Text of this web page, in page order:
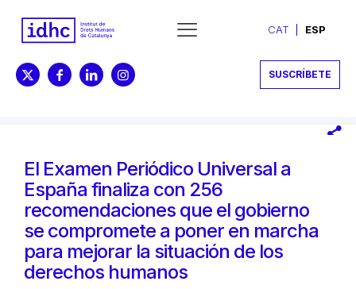
CAT ESP
SUSCRÍBETE
El Examen Periódico Universal a
España finaliza con 256
recomendaciones que el gobierno
se compromete a poner en marcha
para mejorar la situación de los
derechos humanos